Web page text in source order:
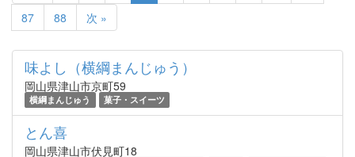
87
88 次 »
味よし（横綱まんじゅう）
岡山県津山市京町59
横綱まんじゅう 菓子・スイーツ
とん喜
岡山県津山市伏見町18